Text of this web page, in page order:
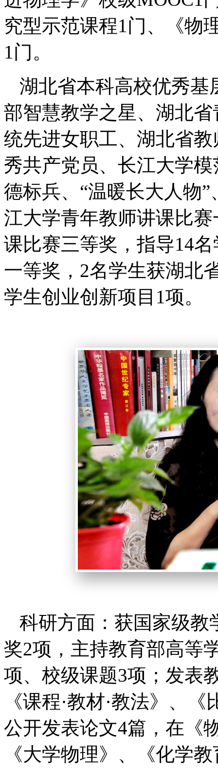
究型示范课程1门、《物
1门。
湖北省本科高校优秀基
部智慧教学之星、湖北
统先进女职工、湖北省
秀共产党员、长江大学
德标兵、“温暖长大人物
江大学青年教师讲课比
课比赛三等奖，指导14
一等奖，2名学生获湖北
学生创业创新项目1项。
科研方面：获国家级教
奖2项，主持教育部高等
项、校级课题3项；发表
《课程·教材·教法》、
公开发表论文4篇，在《
《大学物理》、《化学